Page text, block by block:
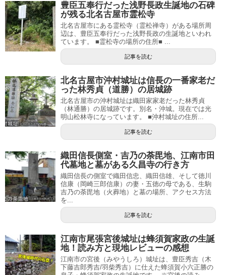
豊臣五奉行だった浅野長政生誕地の石碑
が残る北名古屋市霊松寺
北名古屋市にある霊松寺（霊松禅寺）がある場所周
辺は、豊臣五奉行だった浅野長政の生誕地といわれ
ています。 ■霊松寺の場所の住所■ ...
記事を読む
北名古屋市沖村城址は信長の一番家老だ
った林秀貞（道勝）の居城跡
北名古屋市の沖村城址は織田家家老だった林秀貞
（林通勝）の居城跡です。別名・沖城。現在では光
明山松林寺になっています。 ■沖村城址の住所...
記事を読む
織田信長側室・吉乃の荼毘地、江南市田
代墓地と墓がある久昌寺の行き方
織田信長の側室で織田信忠、織田信雄、そして徳川
信康（岡崎三郎信康）の妻・五徳の母である、生駒
吉乃の荼毘地（火葬地）と墓の場所、アクセス方法
を...
記事を読む
江南市尾張宮後城址は蜂須賀家政の生誕
地！読み方と現地レビューの感想
江南市の宮後（みやうしろ）城址は、豊臣秀吉（木
下藤吉郎秀吉/羽柴秀吉）に仕えた蜂須賀小六正勝の